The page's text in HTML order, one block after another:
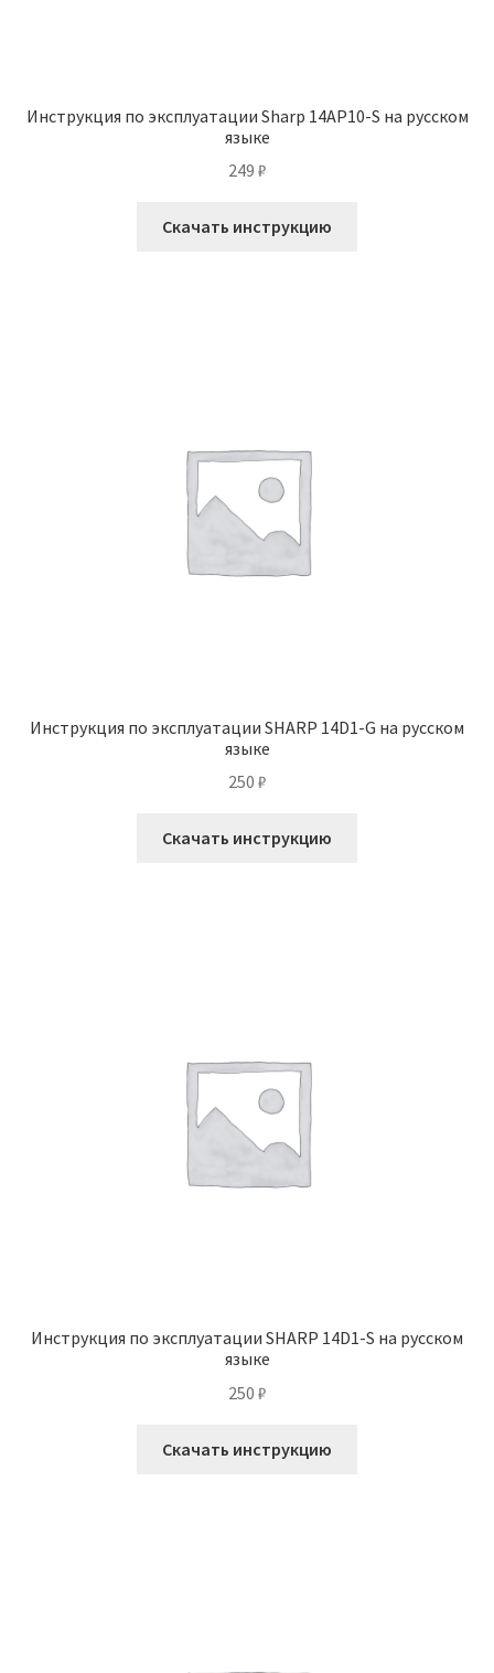
Инструкция по эксплуатации Sharp 14AP10-S на русском
языке
249 ₽
Скачать инструкцию
Инструкция по эксплуатации SHARP 14D1-G на русском
языке
250 ₽
Скачать инструкцию
Инструкция по эксплуатации SHARP 14D1-S на русском
языке
250 ₽
Скачать инструкцию